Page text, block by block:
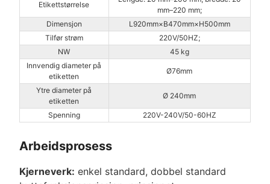
Etikettstørrelse
mm–220 mm;
Dimensjon
L920mm×B470mm×H500mm
Tilfør strøm
220V/50HZ;
NW
45 kg
Innvendig diameter på
etiketten
Ø76mm
Ytre diameter på
etiketten
Ø 240mm
Spenning 220V-240V/50-60HZ
Arbeidsprosess
Kjerneverk: enkel standard, dobbel standard